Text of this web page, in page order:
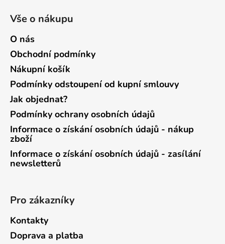
Vše o nákupu
O nás
Obchodní podmínky
Nákupní košík
Podmínky odstoupení od kupní smlouvy
Jak objednat?
Podmínky ochrany osobních údajů
Informace o získání osobních údajů - nákup
zboží
Informace o získání osobních údajů - zasílání
newsletterů
Pro zákazníky
Kontakty
Doprava a platba